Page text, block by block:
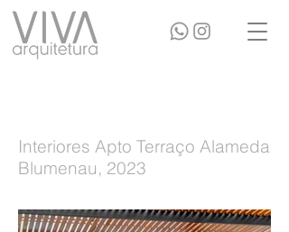
Interiores Apto Terraço Alameda
Blumenau, 2023